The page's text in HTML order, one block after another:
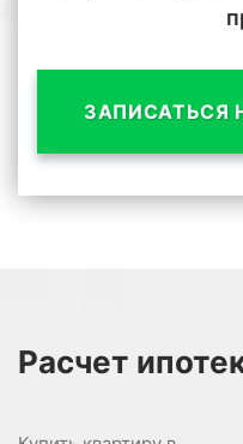
ЗАПИСАТЬСЯ
Расчет